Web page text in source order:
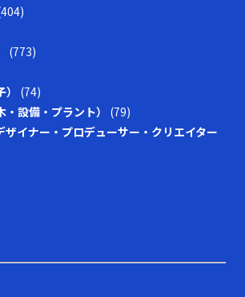
(773)
(74)
設備・プラント） (79)
ザイナー・プロデューサー・クリエイター